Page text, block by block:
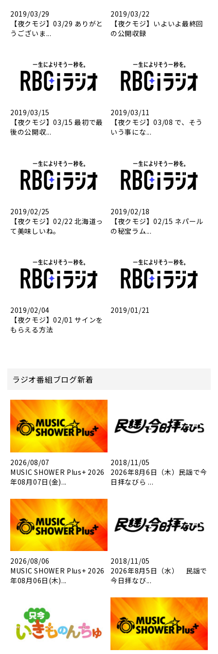
2019/03/29
【夜クモジ】03/29 ありがと
うございま...
2019/03/22
【夜クモジ】いよいよ最終回
の公開収録
2019/03/15
【夜クモジ】03/15 最初で最
後の公開収...
2019/03/11
【夜クモジ】03/08 で、そう
いう事にな...
2019/02/25
【夜クモジ】02/22 北海道っ
て美味しいね。
2019/02/18
【夜クモジ】02/15 ネパール
の秘宝ラム...
2019/02/04
【夜クモジ】02/01 サインを
もらえる方法
2019/01/21
ラジオ番組ブログ新着
2026/08/07
MUSIC SHOWER Plus+ 2026
年08月07日(金)...
2018/11/05
2026年8月6日（木）民謡で今
日拝なびら ...
2026/08/06
MUSIC SHOWER Plus+ 2026
年08月06日(木)...
2018/11/05
2026年8月5日（水） 民謡で
今日拝なび...